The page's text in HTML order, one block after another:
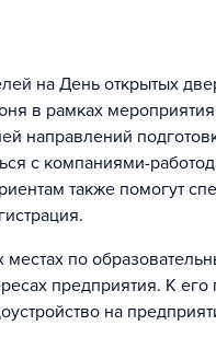
на День открытых
в рамках мероприятия
направлений
с компаниями-
также помогут
по
предприятия. К
на